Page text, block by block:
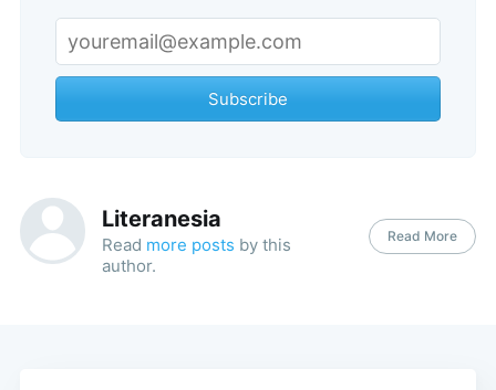
Subscribe
Literanesia
Read more posts by this
author.
Read More